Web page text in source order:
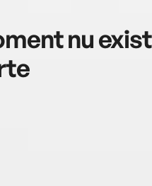
nu